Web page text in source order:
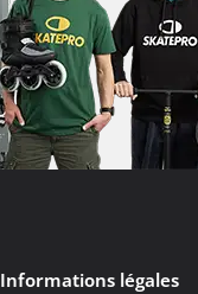
Informations légales